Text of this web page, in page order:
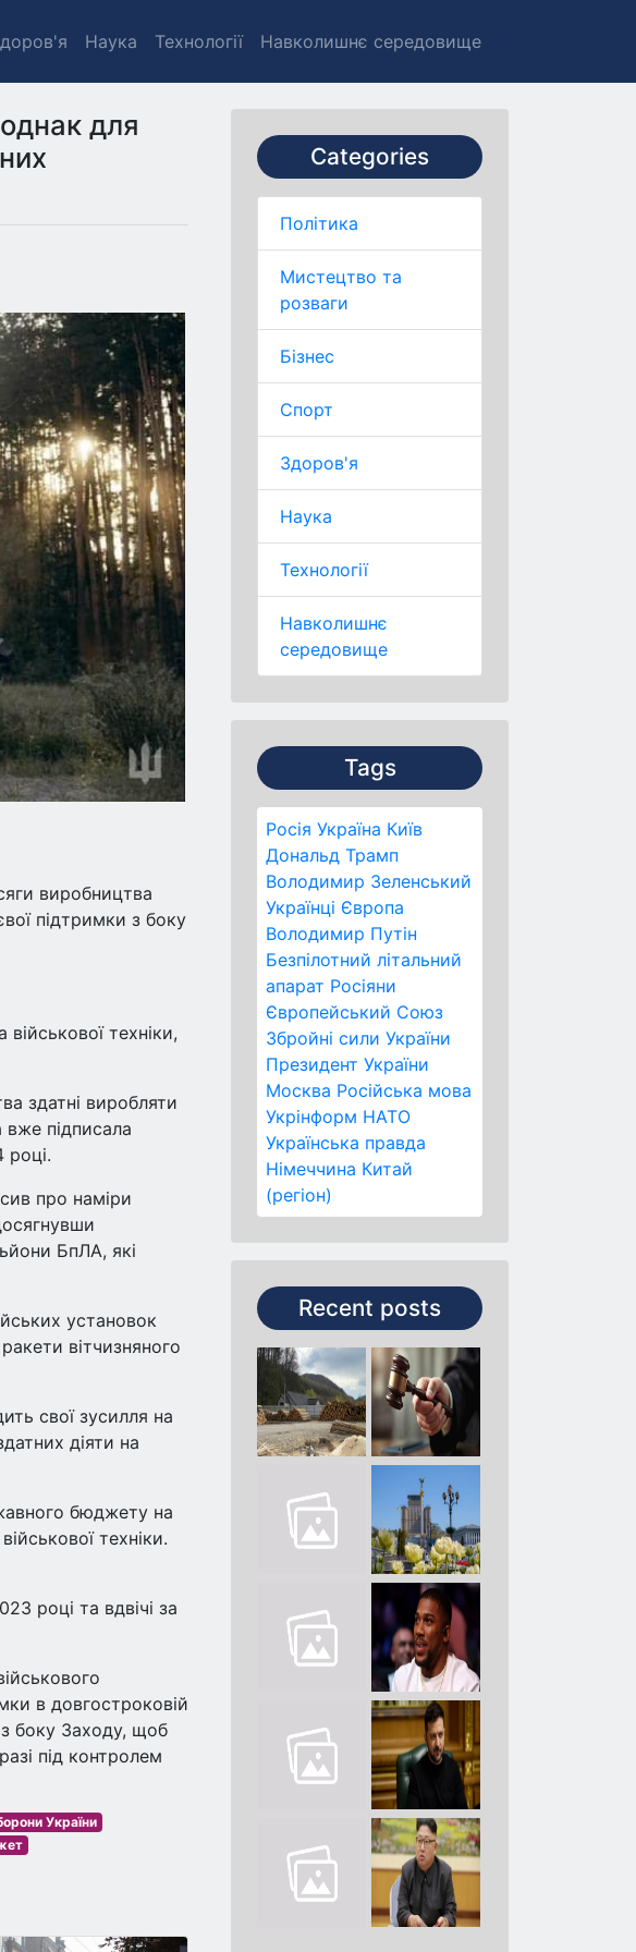
Наука Технології Навколишнє середовище
Categories
Політика
Мистецтво та
розваги
Бізнес
Спорт
Здоров'я
Наука
Технології
Навколишнє
середовище
Tags
Росія Україна Київ
Дональд Трамп
Володимир Зеленський
Українці Європа
Володимир Путін
Безпілотний літальний
апарат Росіяни
Європейський Союз
Збройні сили України
Президент України
Москва Російська мова
Укрінформ НАТО
Українська правда
Німеччина Китай
(регіон)
Recent posts
для
виробництва
підтримки з боку
техніки,
здатні виробляти
вже підписала
році.
про наміри
БпЛА, які
установок
вітчизняного
свої зусилля на
діяти на
бюджету на
техніки.
році та вдвічі за
в довгостроковій
з боку Заходу, щоб
під контролем
України